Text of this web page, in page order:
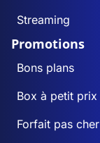
Streaming
Promotions
Bons plans
Box à petit prix
Forfait pas cher